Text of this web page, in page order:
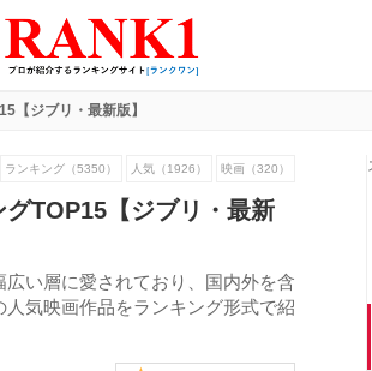
【ジブリ・最新版】
ランキング（5350） 人気（1926） 映画（320）
TOP15【ジブリ・最新
い層に愛されており、国内外を含
気映画作品をランキング形式で紹